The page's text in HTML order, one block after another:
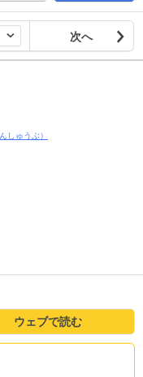
次へ
しゅうぶ）
ウェブで読む